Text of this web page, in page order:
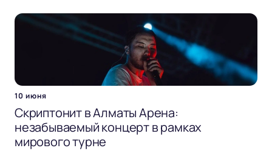
10 июня
Скриптонит в Алматы Арена:
незабываемый концерт в рамках
мирового турне